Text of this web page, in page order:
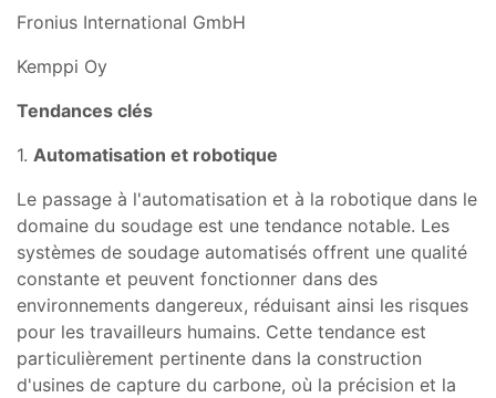
Fronius International GmbH
Kemppi Oy
Tendances clés
1. Automatisation et robotique
Le passage à l'automatisation et à la robotique dans le
domaine du soudage est une tendance notable. Les
systèmes de soudage automatisés offrent une qualité
constante et peuvent fonctionner dans des
environnements dangereux, réduisant ainsi les risques
pour les travailleurs humains. Cette tendance est
particulièrement pertinente dans la construction
d'usines de capture du carbone, où la précision et la